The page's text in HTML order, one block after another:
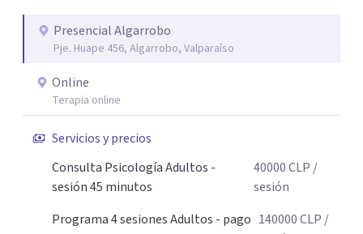
abrazo, Pamela
Presencial Algarrobo
Pje. Huape 456, Algarrobo, Valparaíso
Online
Terapia online
Servicios y precios
Consulta Psicología Adultos -
sesión 45 minutos
40000CLP /
sesión
Programa 4 sesiones Adultos - pago 140000CLP /